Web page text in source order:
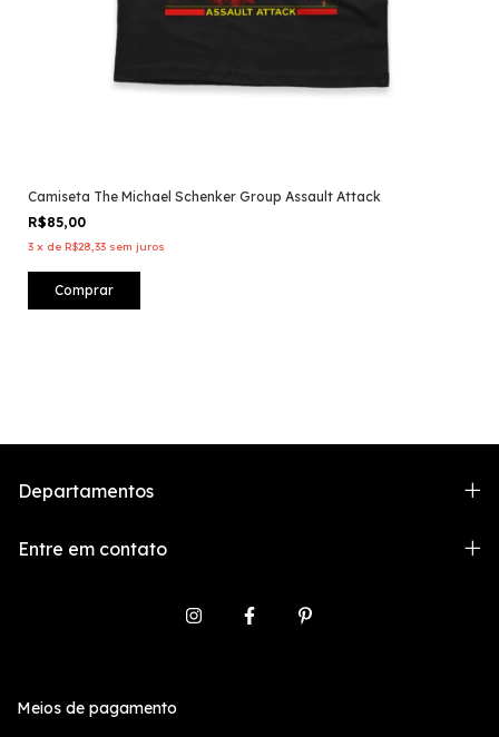
Camiseta The Michael Schenker Group Assault Attack
R$85,00
3 x de R$28,33 sem juros
Comprar
Departamentos
Entre em contato
Meios de pagamento